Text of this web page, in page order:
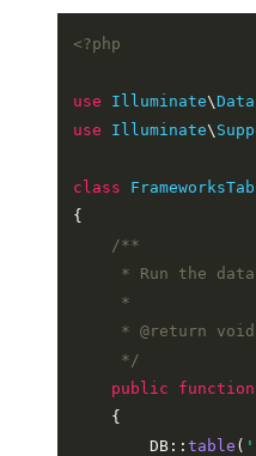
<?php
use Illuminate\
use
Illuminate\
class
{
/**
* Run the
     *
     *
@return void
     */
public
function
{
        DB::
table (